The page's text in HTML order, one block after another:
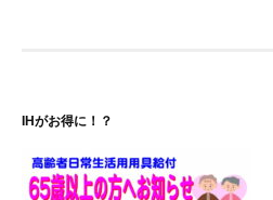
シ
IHがお得に！？